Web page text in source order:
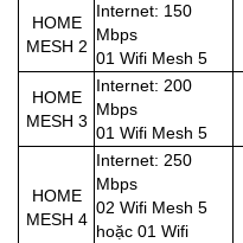
HOME
MESH 2
Internet: 150
Mbps
01 Wifi Mesh 5
HOME
MESH 3
Internet: 200
Mbps
01 Wifi Mesh 5
HOME
MESH 4
Internet: 250
Mbps
02 Wifi Mesh 5
hoặc 01 Wifi